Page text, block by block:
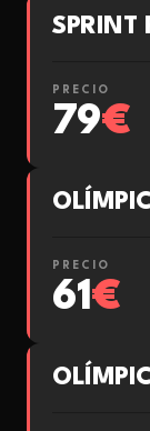
SPRINT
PRECIO
79€
PRECIO
61€